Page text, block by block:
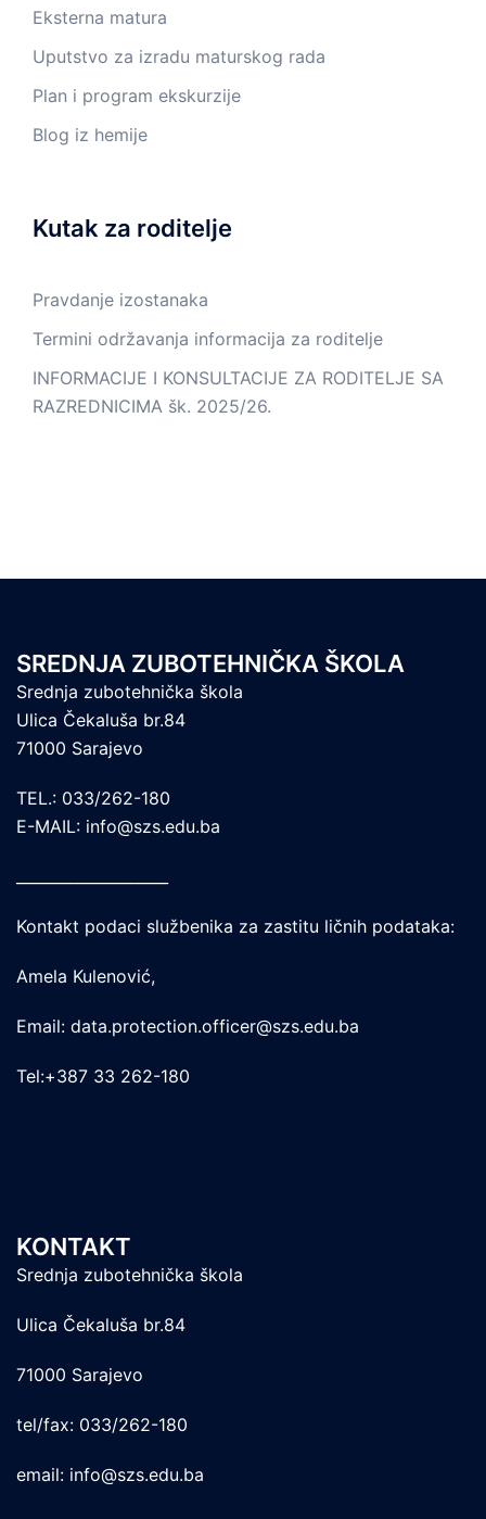
Eksterna matura
Uputstvo za izradu maturskog rada
Plan i program ekskurzije
Blog iz hemije
Kutak za roditelje
Pravdanje izostanaka
Termini održavanja informacija za roditelje
INFORMACIJE I KONSULTACIJE ZA RODITELJE SA
RAZREDNICIMA šk. 2025/26.
SREDNJA ZUBOTEHNIČKA ŠKOLA
Srednja zubotehnička škola
Ulica Čekaluša br.84
71000 Sarajevo
TEL.: 033/262-180
E-MAIL: info@szs.edu.ba
Kontakt podaci službenika za zastitu ličnih podataka:
Amela Kulenović,
Email: data.protection.officer@szs.edu.ba
Tel:+387 33 262-180
KONTAKT
Srednja zubotehnička škola
Ulica Čekaluša br.84
71000 Sarajevo
tel/fax: 033/262-180
email: info@szs.edu.ba